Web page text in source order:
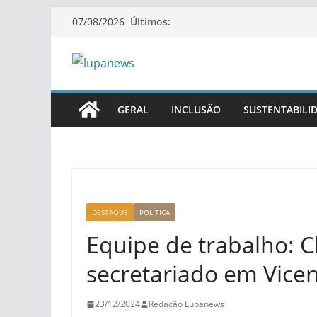
Pular07/08/2026 Últimos:
GERAL INCLUSÃO
DESTAQUE POLÍTICA
Equipe de trabalho:
secretariado em
23/12/2024 Redação Lupanews